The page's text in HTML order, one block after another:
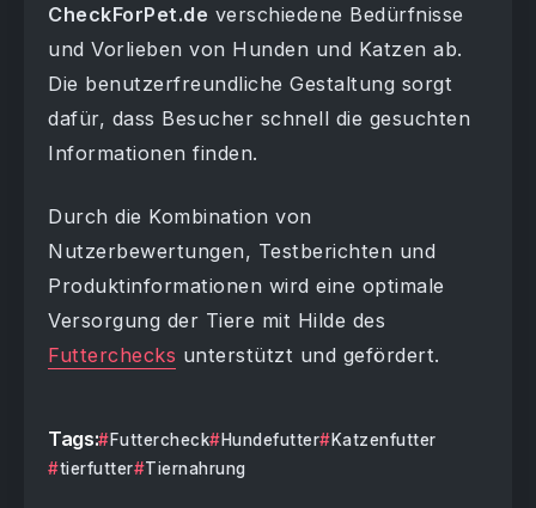
CheckForPet.de verschiedene Bedürfnisse
und Vorlieben von Hunden und Katzen ab.
Die benutzerfreundliche Gestaltung sorgt
dafür, dass Besucher schnell die gesuchten
Informationen finden.
Durch die Kombination von
Nutzerbewertungen, Testberichten und
Produktinformationen wird eine optimale
Versorgung der Tiere mit Hilde des
Futterchecks unterstützt und gefördert.
Tags: Futtercheck Hundefutter
Katzenfutter
tierfutter
Tiernahrung